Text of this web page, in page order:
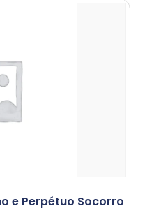
e Perpétuo Socorro